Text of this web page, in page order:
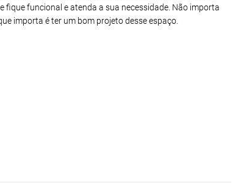
fique funcional e atenda a sua necessidade. Não importa
importa é ter um bom projeto desse espaço.